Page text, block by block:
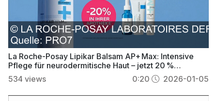
La Roche-Posay Lipikar Balsam AP+ Max: Intensive
Pflege für neurodermitische Haut – jetzt 20 %
günstiger
534 views 0:20 2026-01-05